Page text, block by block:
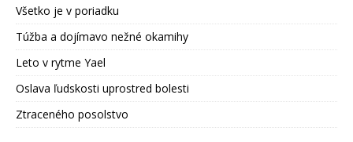
Všetko je v poriadku
Túžba a dojímavo nežné okamihy
Leto v rytme Yael
Oslava ľudskosti uprostred bolesti
Ztraceného posolstvo